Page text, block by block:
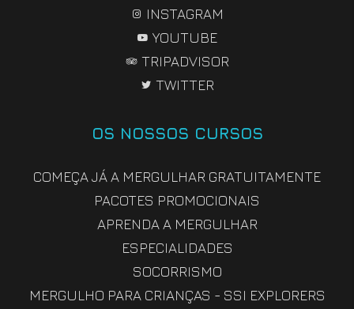
OS NOSSOS CURSOS
COMEÇA JÁ A MERGULHAR GRATUITAMENTE
PACOTES PROMOCIONAIS
APRENDA A MERGULHAR
ESPECIALIDADES
SOCORRISMO
MERGULHO PARA CRIANÇAS - SSI EXPLORERS
INSTAGRAM
YOUTUBE
TRIPADVISOR
TWITTER